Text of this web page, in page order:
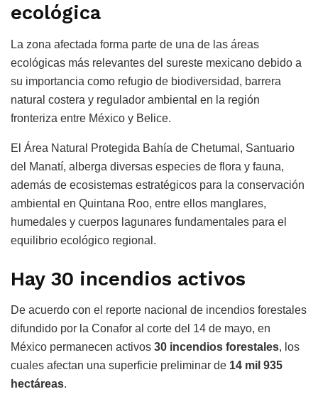
ecológica
La zona afectada forma parte de una de las áreas
ecológicas más relevantes del sureste mexicano debido a
su importancia como refugio de biodiversidad, barrera
natural costera y regulador ambiental en la región
fronteriza entre México y Belice.
El Área Natural Protegida Bahía de Chetumal, Santuario
del Manatí, alberga diversas especies de flora y fauna,
además de ecosistemas estratégicos para la conservación
ambiental en Quintana Roo, entre ellos manglares,
humedales y cuerpos lagunares fundamentales para el
equilibrio ecológico regional.
Hay 30 incendios activos
De acuerdo con el reporte nacional de incendios forestales
difundido por la Conafor al corte del 14 de mayo, en
México permanecen activos 30 incendios forestales, los
cuales afectan una superficie preliminar de 14 mil 935
hectáreas.